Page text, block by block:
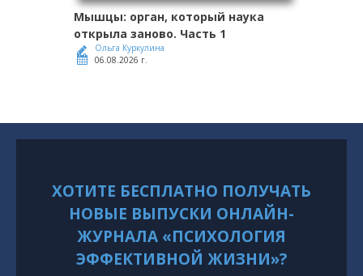
Мышцы: орган, который наука
открыла заново. Часть 1
Ольга Куркулина
06.08.2026 г.
ХОТИТЕ БЕСПЛАТНО ПОЛУЧАТЬ
НОВЫЕ ВЫПУСКИ ОНЛАЙН-
ЖУРНАЛА «ПСИХОЛОГИЯ
ЭФФЕКТИВНОЙ ЖИЗНИ»?